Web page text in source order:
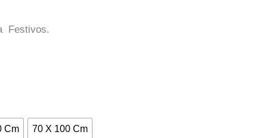
Festivos.
Cm 70 X 100 Cm